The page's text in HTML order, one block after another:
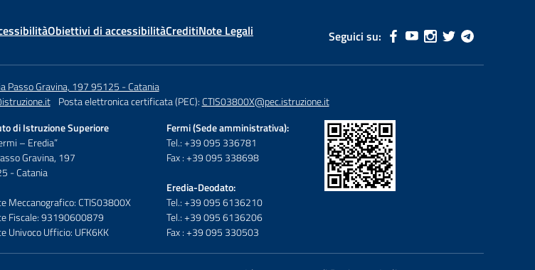
Obiettivi di accessibilitàCreditiNote Legali Seguici su:
Passo Gravina, 197 95125 - Catania
Posta elettronica certificata (PEC):CTIS03800X@pec.istruzione.it
di Istruzione Superiore
– Eredia”
Gravina, 197
- Catania
Meccanografico: CTIS03800X
Fiscale: 93190600879
Univoco Ufficio: UFK6KK
Fermi (Sede amministrativa):
Tel.: +39 095 336781
Fax : +39 095 338698
Eredia-Deodato:
Tel.: +39 095 6136210
Tel.: +39 095 6136206
Fax : +39 095 330503